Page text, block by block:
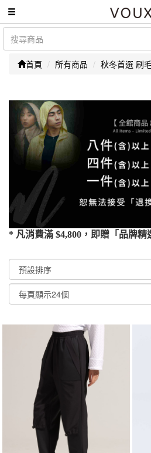
首頁 所有商品 秋冬首選 刷
* 凡消費滿 $4,800，即贈「品牌精